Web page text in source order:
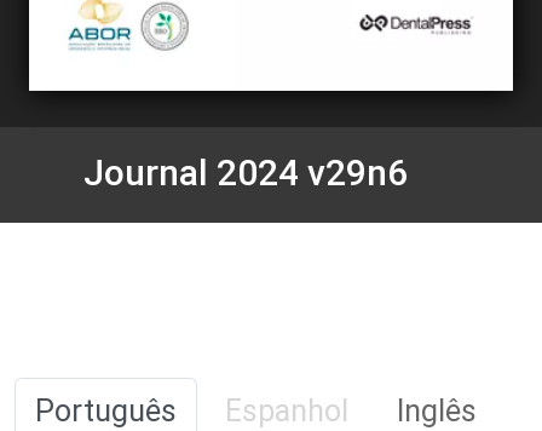
Journal 2024 v29n6
Português Espanhol Inglês